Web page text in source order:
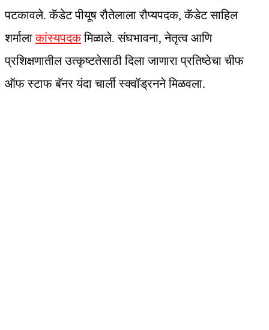
पटकावले. कॅडेट पीयूष रौतेलाला रौप्यपदक, कॅडेट साहिल
शर्मालाकांस्यपदकमिळाले. संघभावना, नेतृत्व आणि
प्रशिक्षणातील उत्कृष्टतेसाठी दिला जाणारा प्रतिष्ठेचा चीफ
ऑफ स्टाफ बॅनर यंदा चार्ली स्क्वॉड्रनने मिळवला.